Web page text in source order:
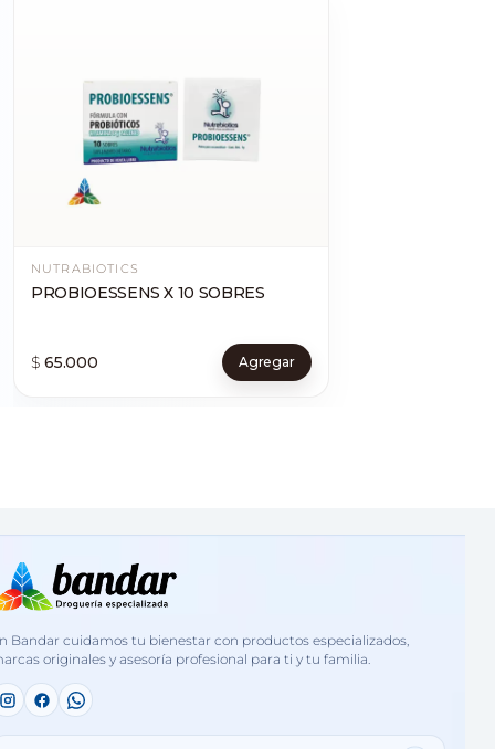
NUTRABIOTICS
PROBIOESSENS X 10 SOBRES
$ 65.000 Agregar
Bandar cuidamos tu bienestar con productos especializados,
originales y asesoría profesional para ti y tu familia.